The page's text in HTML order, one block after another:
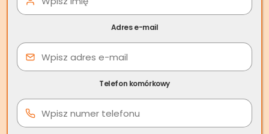
dynamicznie się rozwija, a mieszkańcy coraz częściej
poszukują szybkich i bezpiecznych rozwiązań dotyczących
sprzedaży swoich nieruchomości.
Kożuchówod Skup.io to odpowiedź na rosnące
zapotrzebowanie mieszkańców na szybką sprzedaż bez
Spis treści
Adres e-mail
Telefon komórkowy